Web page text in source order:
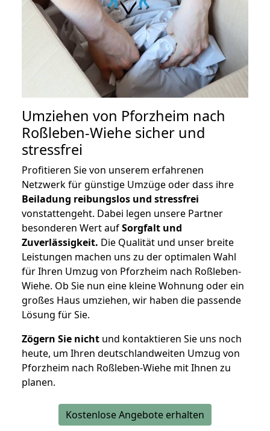
Umziehen von Pforzheim nach
Roßleben-Wiehe sicher und
stressfrei
Profitieren Sie von unserem erfahrenen
Netzwerk für günstige Umzüge oder dass ihre
Beiladung reibungslos und stressfrei
vonstattengeht. Dabei legen unsere Partner
besonderen Wert aufSorgfalt und
Zuverlässigkeit. Die Qualität und unser breite
Leistungen machen uns zu der optimalen Wahl
für Ihren Umzug von Pforzheim nach Roßleben-
Wiehe. Ob Sie nun eine kleine Wohnung oder ein
großes Haus umziehen, wir haben die passende
Lösung für Sie.
Zögern Sie nicht und kontaktieren Sie uns noch
heute, um Ihren deutschlandweiten Umzug von
Pforzheim nach Roßleben-Wiehe mit Ihnen zu
planen.
Kostenlose Angebote erhalten